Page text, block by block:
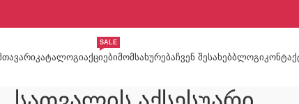
ᲙᲐᲢᲐᲚᲝᲒᲘᲐᲥᲪᲘᲔᲑᲘ
SALE
ᲛᲝᲛᲡᲐᲮᲣᲠᲔᲑᲐᲩᲕᲔᲜ ᲨᲔᲡᲐᲮᲔᲑᲑᲚᲝᲒᲘ